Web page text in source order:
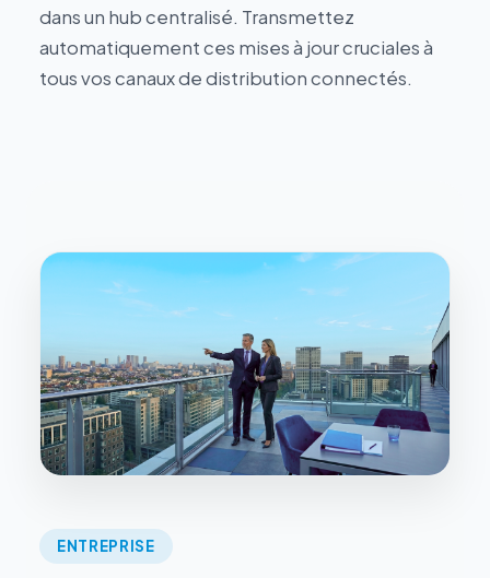
dans un hub centralisé. Transmettez
automatiquement ces mises à jour cruciales à
tous vos canaux de distribution connectés.
ENTREPRISE